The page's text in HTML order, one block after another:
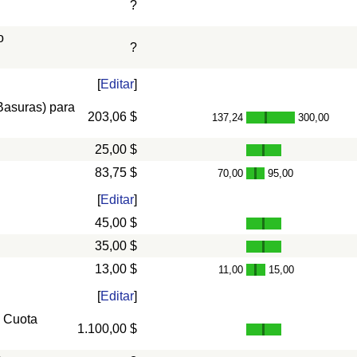
?
?
[Editar]
para
203,06 $ 137,24 - 300,00
25,00 $
83,75 $
70,00 - 95,00
[Editar]
45,00 $
35,00 $
13,00 $
11,00 - 15,00
[Editar]
Cuota
1.100,00 $